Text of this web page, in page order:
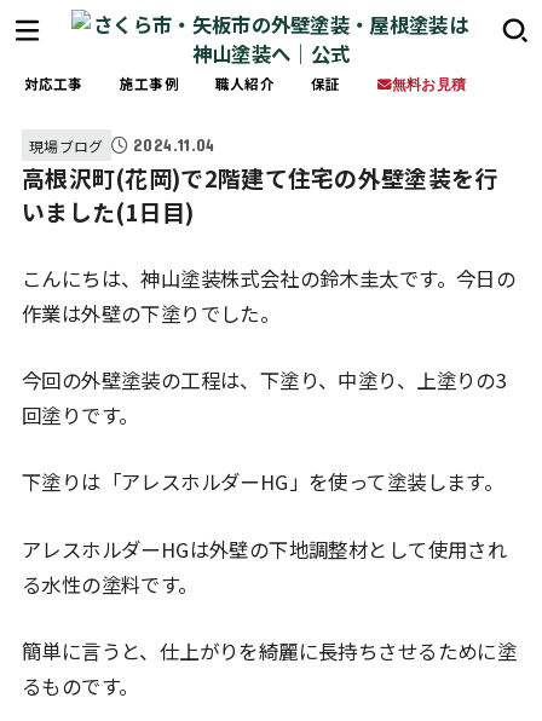
対応工事 施工事例 職人紹介 保証 無料お見積
現場ブログ 2024.11.04
高根沢町(花岡)で2階建て住宅の外壁塗装を行
いました(1日目)
こんにちは、神山塗装株式会社の鈴木圭太です。今日の
作業は外壁の下塗りでした。
今回の外壁塗装の工程は、下塗り、中塗り、上塗りの3
回塗りです。
下塗りは「アレスホルダーHG」を使って塗装します。
アレスホルダーHGは外壁の下地調整材として使用され
る水性の塗料です。
簡単に言うと、仕上がりを綺麗に長持ちさせるために塗
るものです。